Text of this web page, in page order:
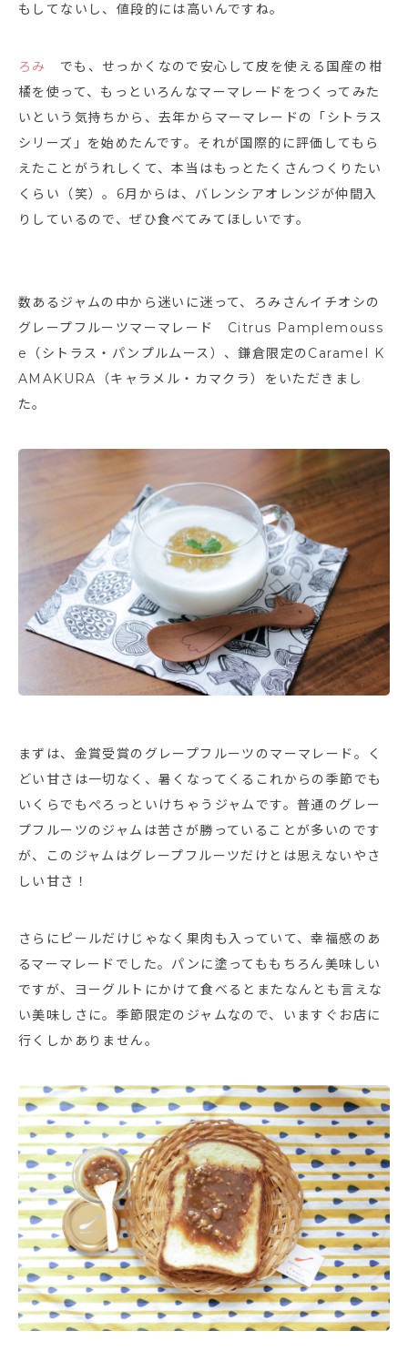
もしてないし、値段的には高いんですね。
ろみ
でも、せっかくなので安心して皮を使える国産の柑
橘を使って、もっといろんなマーマレードをつくってみた
いという気持ちから、去年からマーマレードの「シトラス
シリーズ」を始めたんです。それが国際的に評価してもら
えたことがうれしくて、本当はもっとたくさんつくりたい
くらい（笑）。6月からは、バレンシアオレンジが仲間入
りしているので、ぜひ食べてみてほしいです。
数あるジャムの中から迷いに迷って、ろみさんイチオシの
グレープフルーツマーマレード Citrus Pamplemouss
e（シトラス・パンプルムース）、鎌倉限定のCaramel K
AMAKURA（キャラメル・カマクラ）をいただきまし
た。
まずは、金賞受賞のグレープフルーツのマーマレード。く
どい甘さは一切なく、暑くなってくるこれからの季節でも
いくらでもぺろっといけちゃうジャムです。普通のグレー
プフルーツのジャムは苦さが勝っていることが多いのです
が、このジャムはグレープフルーツだけとは思えないやさ
しい甘さ！
さらにピールだけじゃなく果肉も入っていて、幸福感のあ
るマーマレードでした。パンに塗ってももちろん美味しい
ですが、ヨーグルトにかけて食べるとまたなんとも言えな
い美味しさに。季節限定のジャムなので、いますぐお店に
行くしかありません。